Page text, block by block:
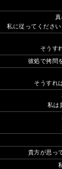
私に従ってくださ
そうす
彼処で拷問
そうすれ
私は
貴方が思っ